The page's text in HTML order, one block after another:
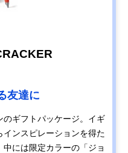
友達に
ギフトパッケージ。イギ
インスピレーションを得た
には限定カラーの「ジョ